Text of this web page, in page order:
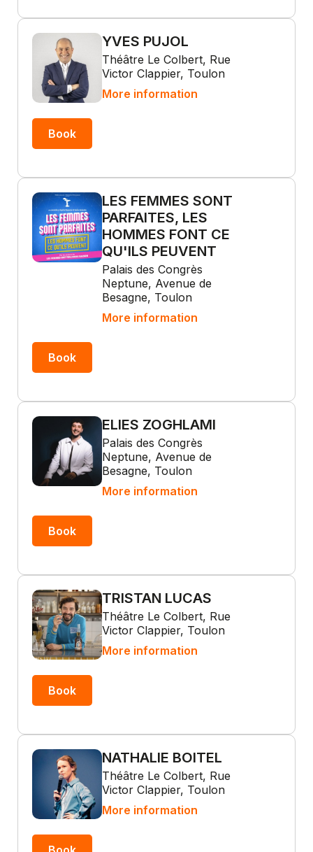
YVES PUJOL
Théâtre Le Colbert, Rue
Victor Clappier, Toulon
More information
Book
LES FEMMES SONT
PARFAITES, LES
HOMMES FONT CE
QU'ILS PEUVENT
Palais des Congrès
Neptune, Avenue de
Besagne, Toulon
More information
Book
ELIES ZOGHLAMI
Palais des Congrès
Neptune, Avenue de
Besagne, Toulon
More information
Book
TRISTAN LUCAS
Théâtre Le Colbert, Rue
Victor Clappier, Toulon
More information
Book
NATHALIE BOITEL
Théâtre Le Colbert, Rue
Victor Clappier, Toulon
More information